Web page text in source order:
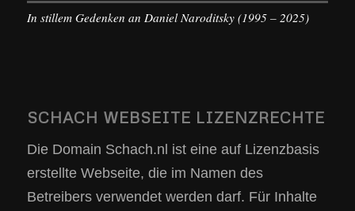
In stillem Gedenken an Daniel Naroditsky (1995 – 2025)
SCHACH WEBSEITE LIZENZRECHTE
Die Domain Schach.nl ist eine auf Lizenzbasis
erstellte Webseite, die im Namen des
Betreibers verwendet werden darf. Für Inhalte